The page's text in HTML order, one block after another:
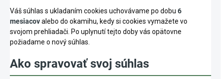
Váš súhlas s ukladaním cookies uchovávame po dobu 6
mesiacovalebo do okamihu, kedy si cookies vymažete vo
svojom prehliadači. Po uplynutí tejto doby vás opätovne
požiadame o nový súhlas.
Ako spravovať svoj súhlas